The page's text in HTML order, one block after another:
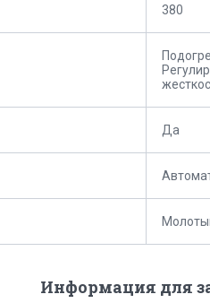
380
Да
Информация для